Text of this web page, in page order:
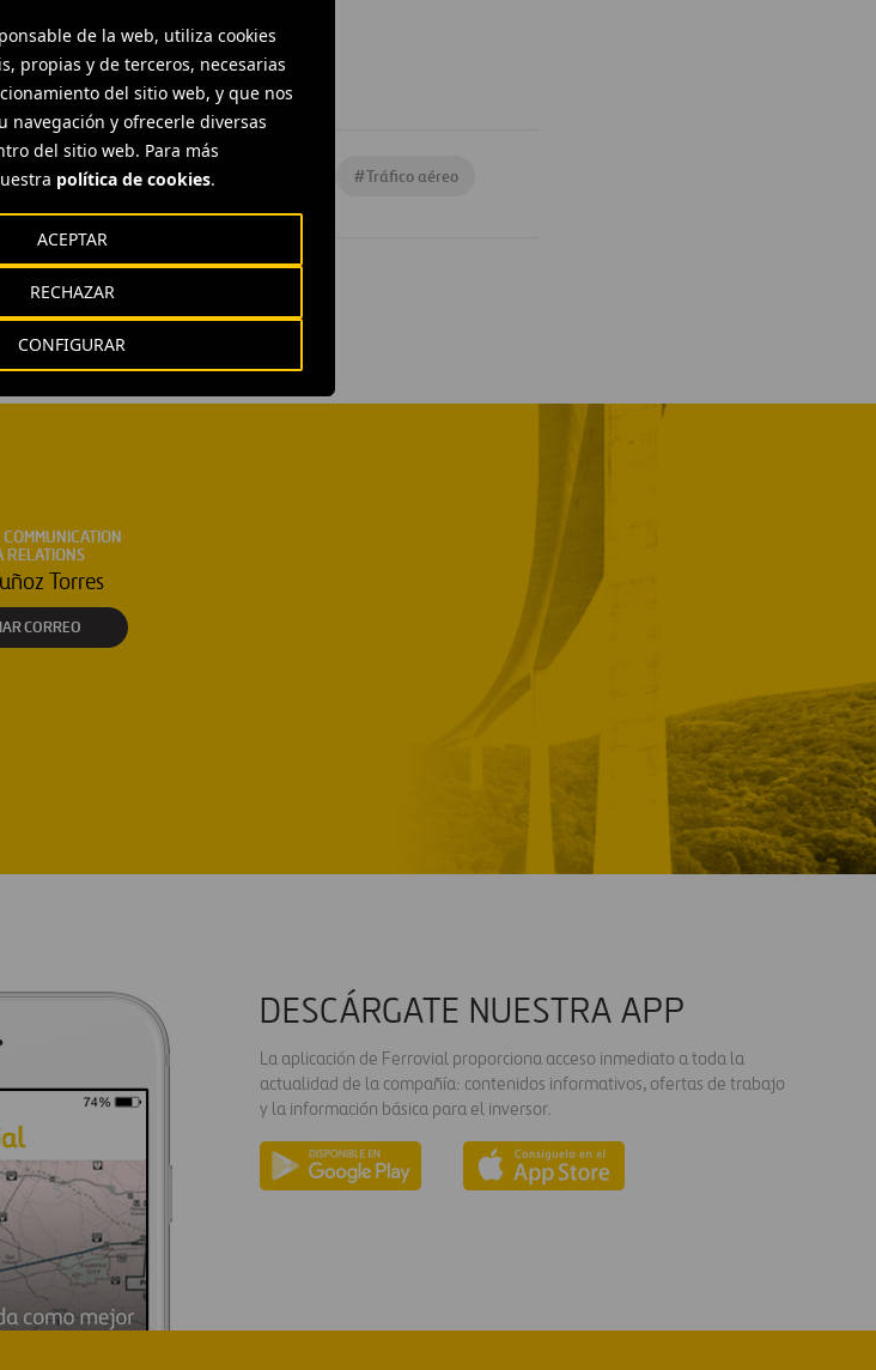
de la web, utiliza cookies
propias y de terceros, necesarias
del sitio web, y que nos
navegación y ofrecerle diversas
del sitio web. Para más
política de cookies.
CONFIGURAR
RECHAZAR
ACEPTAR
#Instalaciones #Tráfico aéreo
Aeropuertos
RELATIONS
Torres
CORREO
DESCÁRGATE NUESTRA APP
La aplicación de Ferrovial proporciona acceso inmediato a toda la
actualidad de la compañía: contenidos informativos, ofertas de trabajo
y la información básica para el inversor.